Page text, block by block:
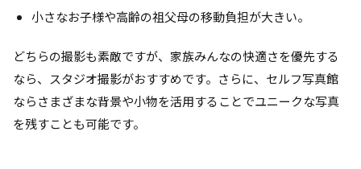
小さなお子様や高齢の祖父母の移動負担が大きい。
どちらの撮影も素敵ですが、家族みんなの快適さを優先する
なら、スタジオ撮影がおすすめです。さらに、セルフ写真館
ならさまざまな背景や小物を活用することでユニークな写真
を残すことも可能です。